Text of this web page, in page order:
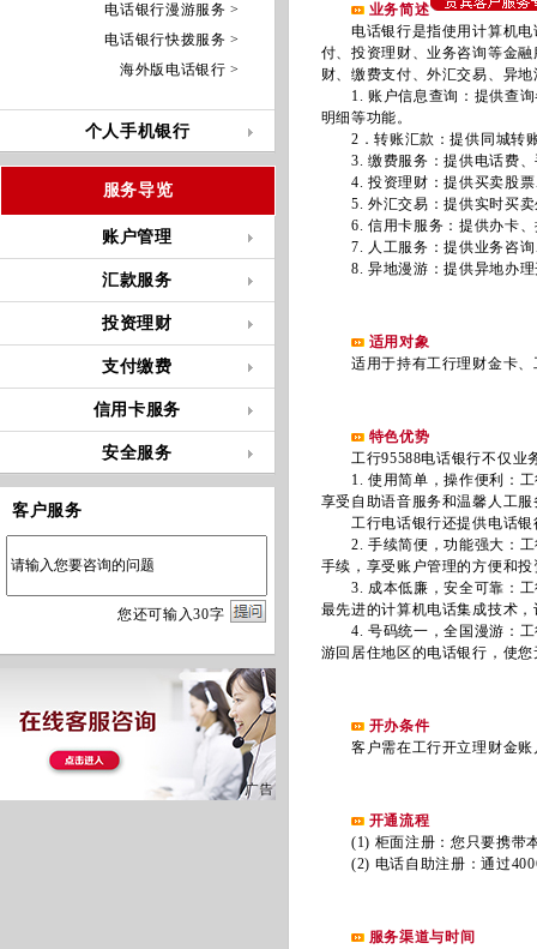
电话银行漫游服务 >
电话银行快拨服务 >
海外版电话银行 >
个人手机银行
服务导览
账户管理
汇款服务
投资理财
支付缴费
信用卡服务
安全服务
客户服务
您还可输入30字
业务简述
电话银行是指使用计算机电
付、投资理财、业务咨询等金
财、缴费支付、外汇交易、异
1. 账户信息查询：提供查询
明细等功能。
2．转账汇款：提供同城转
3. 缴费服务：提供电话费、
4. 投资理财：提供买卖股票
5. 外汇交易：提供实时买卖
6. 信用卡服务：提供办卡、
7. 人工服务：提供业务咨询
8. 异地漫游：提供异地办理
适用对象
适用于持有工行理财金卡、
特色优势
工行95588电话银行不仅业务
1. 使用简单，操作便利：工
享受自助语音服务和温馨人工
工行电话银行还提供电话银
2. 手续简便，功能强大：工
手续，享受账户管理的方便和
3. 成本低廉，安全可靠：工
最先进的计算机电话集成技术
4. 号码统一，全国漫游：工
游回居住地区的电话银行，使
开办条件
客户需在工行开立理财金账
开通流程
(1) 柜面注册：您只要携带本
(2) 电话自助注册：通过
服务渠道与时间